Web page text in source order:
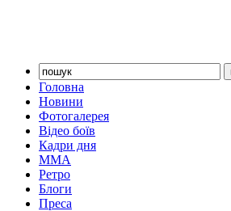
Головна
Новини
Фотогалерея
Відео боїв
Кадри дня
ММА
Ретро
Блоги
Преса